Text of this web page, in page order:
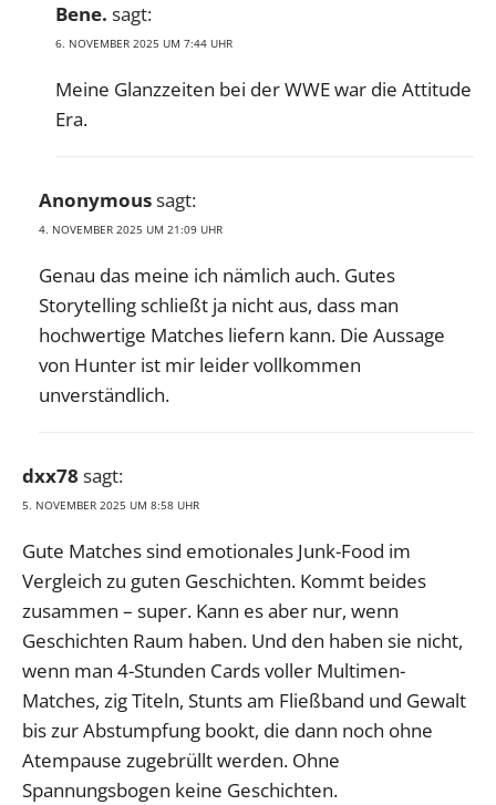
Bene. sagt:
6. NOVEMBER 2025 UM 7:44 UHR
Meine Glanzzeiten bei der WWE war die Attitude
Era.
Anonymoussagt:
4. NOVEMBER 2025 UM 21:09 UHR
Genau das meine ich nämlich auch. Gutes
Storytelling schließt ja nicht aus, dass man
hochwertige Matches liefern kann. Die Aussage
von Hunter ist mir leider vollkommen
unverständlich.
dxx78 sagt:
5. NOVEMBER 2025 UM 8:58 UHR
Gute Matches sind emotionales Junk-Food im
Vergleich zu guten Geschichten. Kommt beides
zusammen – super. Kann es aber nur, wenn
Geschichten Raum haben. Und den haben sie nicht,
wenn man 4-Stunden Cards voller Multimen-
Matches, zig Titeln, Stunts am Fließband und Gewalt
bis zur Abstumpfung bookt, die dann noch ohne
Atempause zugebrüllt werden. Ohne
Spannungsbogen keine Geschichten.